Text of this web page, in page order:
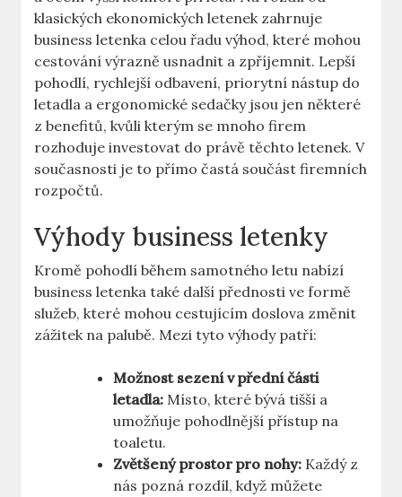
klasických ekonomických letenek zahrnuje
business letenka celou řadu výhod, které mohou
cestování výrazně usnadnit a zpříjemnit. Lepší
pohodlí, rychlejší odbavení, priorytní nástup do
letadla a ergonomické sedačky jsou jen některé
z benefitů, kvůli kterým se mnoho firem
rozhoduje investovat do právě těchto letenek. V
současnosti je to přímo častá součást firemních
rozpočtů.
Výhody business letenky
Kromě pohodlí během samotného letu nabízí
business letenka také další přednosti ve formě
služeb, které mohou cestujícím doslova změnit
zážitek na palubě. Mezi tyto výhody patří:
Možnost sezení v přední části
letadla: Místo, které bývá tišší a
umožňuje pohodlnější přístup na
toaletu.
Zvětšený prostor pro nohy: Každý z
nás pozná rozdíl, když můžete